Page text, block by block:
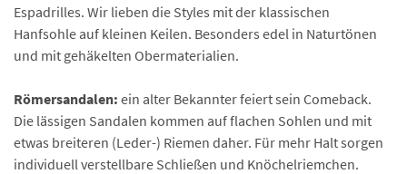
Espadrilles. Wir lieben die Styles mit der klassischen
Hanfsohle auf kleinen Keilen. Besonders edel in Naturtönen
und mit gehäkelten Obermaterialien.
Römersandalen: ein alter Bekannter feiert sein Comeback.
Die lässigen Sandalen kommen auf flachen Sohlen und mit
etwas breiteren (Leder-) Riemen daher. Für mehr Halt sorgen
individuell verstellbare Schließen und Knöchelriemchen.